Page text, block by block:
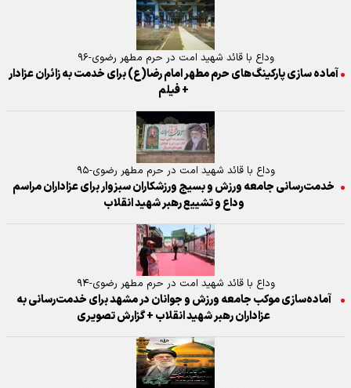
وداع با قائد شهید امت در حرم مطهر رضوی-۹۶
آماده سازی پارکینگ‌های حرم مطهر امام رضا(ع) برای خدمت به زائران عزادار
+ فیلم
وداع با قائد شهید امت در حرم مطهر رضوی-۹۵
خدمت‌رسانی جامعه ورزش و بسیج ورزشکاران سبزوار برای عزاداران مراسم
وداع و تشییع رهبر شهید انقلاب
وداع با قائد شهید امت در حرم مطهر رضوی-۹۴
آماده‌سازی موکب جامعه ورزش و جوانان در مشهد برای خدمت‌رسانی به
عزاداران رهبر شهید انقلاب + گزارش تصویری